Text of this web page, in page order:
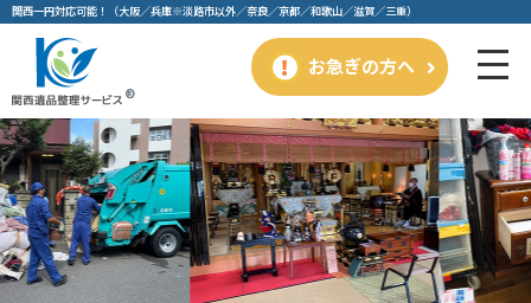
関⻄⼀円対応可能！（⼤阪／兵庫※淡路市以外／奈良／京都／和歌⼭／滋賀／三重）
お急ぎの方へ